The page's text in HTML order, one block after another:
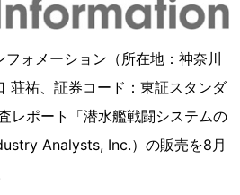
ォメーション（所在地：神奈川
荘祐、証券コード：東証スタンダ
レポート「潜水艦戦闘システムの
Analysts, Inc.）の販売を8月